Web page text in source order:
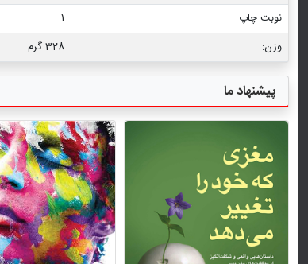
نوبت چاپ:
1
وزن:
328 گرم
پیشنهاد ما